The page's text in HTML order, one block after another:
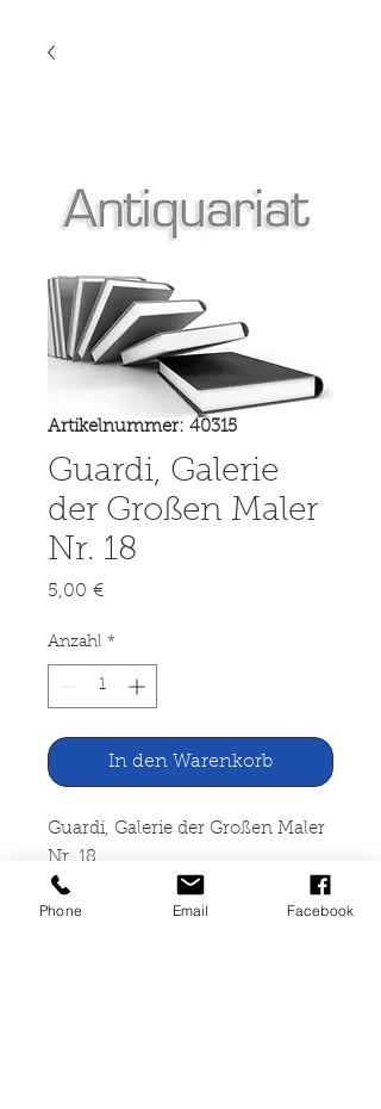
Artikelnummer: 40315
Guardi, Galerie
der Großen Maler
Nr. 18
5,00 €Preis
Anzahl *
In den Warenkorb
Guardi, Galerie der Großen Maler
Nr. 18
Bastei-Verlag, Bergisch Gladbach
Phone Email Facebook